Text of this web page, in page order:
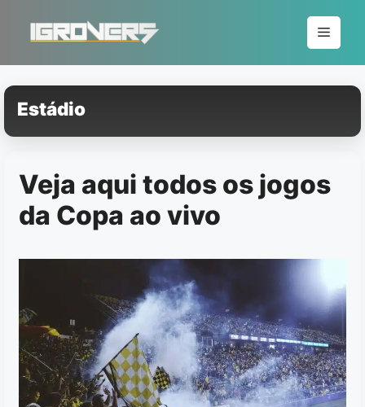
conteúdo
Menu
Estádio
Veja aqui todos os jogos
da Copa ao vivo